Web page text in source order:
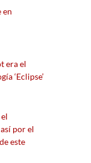
en
era el
‘Eclipse’
por el
este